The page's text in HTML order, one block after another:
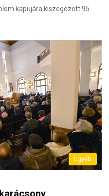
kapujára kiszegezett 95
Egyéb